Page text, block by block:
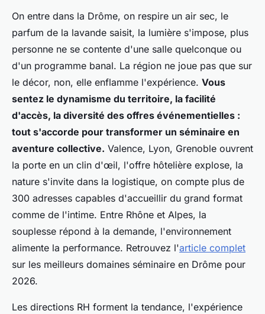
On entre dans la Drôme, on respire un air sec, le
parfum de la lavande saisit, la lumière s'impose, plus
personne ne se contente d'une salle quelconque ou
d'un programme banal. La région ne joue pas que sur
le décor, non, elle enflamme l'expérience. Vous
sentez le dynamisme du territoire, la facilité
d'accès, la diversité des offres événementielles :
tout s'accorde pour transformer un séminaire en
aventure collective. Valence, Lyon, Grenoble ouvrent
la porte en un clin d'œil, l'offre hôtelière explose, la
nature s'invite dans la logistique, on compte plus de
300 adresses capables d'accueillir du grand format
comme de l'intime. Entre Rhône et Alpes, la
souplesse répond à la demande, l'environnement
alimente la performance. Retrouvez l'article complet
sur les meilleurs domaines séminaire en Drôme pour
2026.
Les directions RH forment la tendance, l'expérience